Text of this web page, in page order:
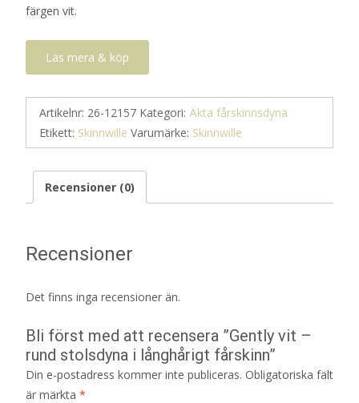
färgen vit.
Läs mera & köp
Artikelnr: 26-12157 Kategori: Äkta fårskinnsdyna
Etikett: Skinnwille Varumärke: Skinnwille
Recensioner (0)
Recensioner
Det finns inga recensioner än.
Bli först med att recensera ”Gently vit –
rund stolsdyna i långhårigt fårskinn”
Din e-postadress kommer inte publiceras. Obligatoriska fält
är märkta *